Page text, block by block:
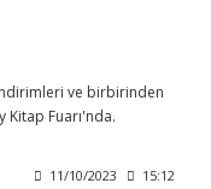
ve birbirinden
Kitap Fuarı'nda.
11/10/2023 15:12